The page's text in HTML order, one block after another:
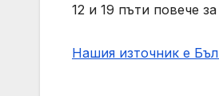
12 и 19 пъти повече
Нашия източник е